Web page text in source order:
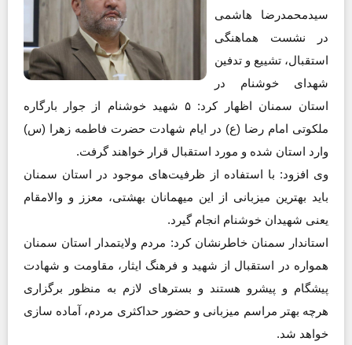
سیدمحمدرضا هاشمی
در نشست هماهنگی
استقبال، تشییع و تدفین
شهدای خوشنام در
استان سمنان اظهار کرد: ۵ شهید خوشنام از جوار بارگاره
ملکوتی امام رضا (ع) در ایام شهادت حضرت فاطمه زهرا (س)
وارد استان شده و مورد استقبال قرار خواهند گرفت.
وی افزود: با استفاده از ظرفیت‌های موجود در استان سمنان
باید بهترین میزبانی از این میهمانان بهشتی، معزز و والامقام
یعنی شهیدان خوشنام انجام گیرد.
استاندار سمنان خاطرنشان کرد: مردم ولایتمدار استان سمنان
همواره در استقبال از شهید و فرهنگ ایثار، مقاومت و شهادت
پیشگام و پیشرو هستند و بسترهای لازم به منظور برگزاری
هرچه بهتر مراسم میزبانی و حضور حداکثری مردم، آماده سازی
خواهد شد.